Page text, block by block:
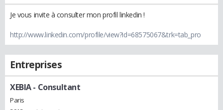
Je vous invite à consulter mon profil linkedin !
http://www.linkedin.com/profile/view?id=68575067&trk=tab_pro
Entreprises
XEBIA- Consultant
Paris